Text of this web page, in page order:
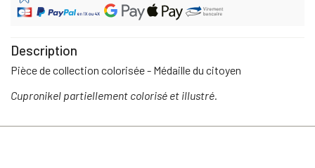
Description
Pièce de collection colorisée - Médaille du citoyen
Cupronikel partiellement colorisé et illustré.